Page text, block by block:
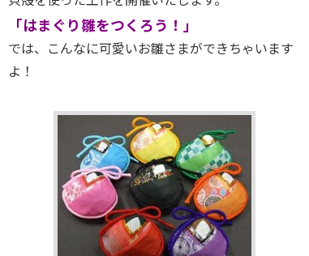
「はまぐり雛をつくろう！」
では、こんなに可愛いお雛さまができちゃいます
よ！